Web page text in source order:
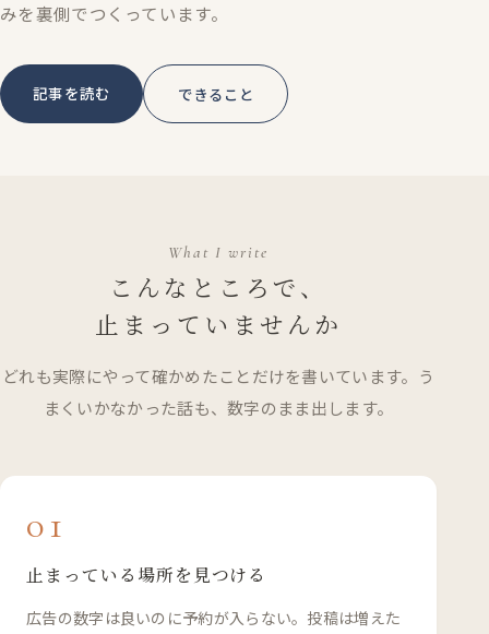
みを裏側でつくっています。
記事を読む できること
What I write
こんなところで、
止まっていませんか
どれも実際にやって確かめたことだけを書いています。う
まくいかなかった話も、数字のまま出します。
01
止まっている場所を見つける
広告の数字は良いのに予約が入らない。投稿は増えた